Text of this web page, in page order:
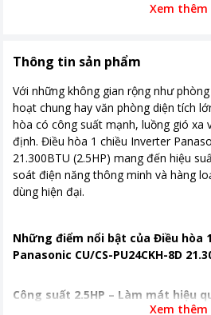
Độ ồn dàn
Năm ra mắt
Thời gian bảo hành
cục nóng
12 tháng,
kích hoạt
công)
Loại Gas
R32
Tiêu thụ điện
1.8 kW/h
Thời gian bảo hành
12 tháng
Xem thêm
Thông tin sản phẩm
Với những không gian rộng như
hoạt chung hay văn phòng diện tích
hòa có công suất mạnh, luồng gió xa
định. Điều hòa 1 chiều Inverter
21.300BTU (2.5HP) mang đến hiệu
soát điện năng thông minh và hàng
dùng hiện đại.
Những điểm nổi bật của Điều hòa
Panasonic CU/CS-PU24CKH-8D
Công suất 2.5HP – Làm mát hiệu
Xem thêm